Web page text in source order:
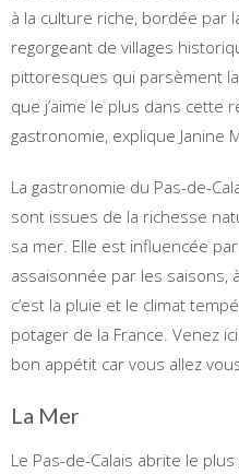
à la culture riche, bordée par
regorgeant de villages
pittoresques qui parsèment
que j’aime le plus dans cette
gastronomie, explique Janine
La gastronomie du Pas-de-
sont issues de la richesse
sa mer. Elle est influencée
assaisonnée par les saisons,
c’est la pluie et le climat
potager de la France. Venez
bon appétit car vous allez
La Mer
Le Pas-de-Calais abrite le